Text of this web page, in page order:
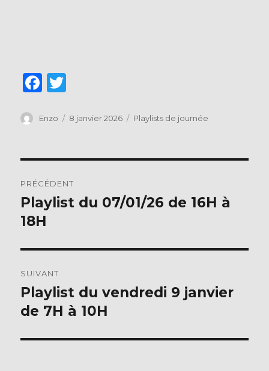
F
c
b
o
o
k
it
r
Auteur
Enzo
Publié
8 janvier 2026 Catégories
Playlists de journée
de
l’article
PRÉCÉDENT
Publication
précédente :
Playlist du 07/01/26 de 16H à
18H
SUIVANT
Publication
suivante :
Playlist du vendredi 9 janvier
de 7H à 10H